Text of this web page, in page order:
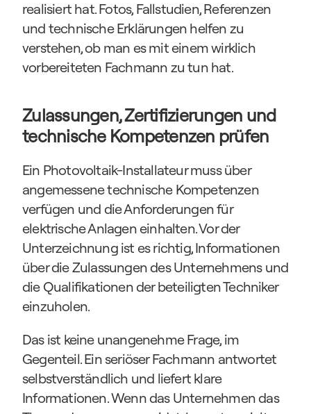
realisiert hat. Fotos, Fallstudien, Referenzen
und technische Erklärungen helfen zu
verstehen, ob man es mit einem wirklich
vorbereiteten Fachmann zu tun hat.
Zulassungen, Zertifizierungen und
technische Kompetenzen prüfen
Ein Photovoltaik-Installateur muss über
angemessene technische Kompetenzen
verfügen und die Anforderungen für
elektrische Anlagen einhalten. Vor der
Unterzeichnung ist es richtig, Informationen
über die Zulassungen des Unternehmens und
die Qualifikationen der beteiligten Techniker
einzuholen.
Das ist keine unangenehme Frage, im
Gegenteil. Ein seriöser Fachmann antwortet
selbstverständlich und liefert klare
Informationen. Wenn das Unternehmen das